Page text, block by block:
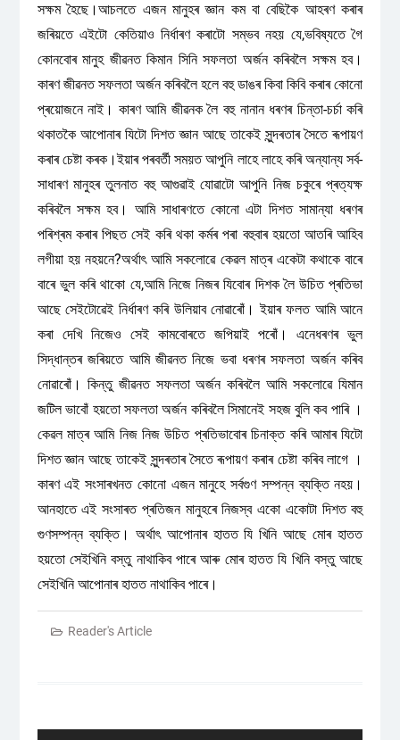
সক্ষম হৈছে।আচলতে এজন মানুহৰ জ্ঞান কম বা বেছিকৈ আহৰণ কৰাৰ
জৰিয়তে এইটো কেতিয়াও নিৰ্ধাৰণ কৰাটো সম্ভব নহয় যে,ভবিষ্যতে গৈ
কোনবোৰ মানুহ জীৱনত কিমান সিনি সফলতা অৰ্জন কৰিবলৈ সক্ষম হব।
কাৰণ জীৱনত সফলতা অৰ্জন কৰিবলৈ হলে বহু ডাঙৰ কিবা কিবি কৰাৰ কোনো
প্ৰয়োজনে নাই। কাৰণ আমি জীৱনক লৈ বহু নানান ধৰণৰ চিন্তা-চৰ্চা কৰি
থকাতকৈ আপোনাৰ যিটো দিশত জ্ঞান আছে তাকেই সুন্দৰতাৰ সৈতে ৰূপায়ণ
কৰাৰ চেষ্টা কৰক।ইয়াৰ পৰবৰ্তী সময়ত আপুনি লাহে লাহে কৰি অন্যান্য সৰ্ব-
সাধাৰণ মানুহৰ তুলনাত বহু আগুৱাই যোৱাটো আপুনি নিজ চকুৰে প্ৰত্যক্ষ
কৰিবলৈ সক্ষম হব। আমি সাধাৰণতে কোনো এটা দিশত সামান্যা ধৰণৰ
পৰিশ্ৰম কৰাৰ পিছত সেই কৰি থকা কৰ্মৰ পৰা বহুবাৰ হয়তো আতৰি আহিব
লগীয়া হয় নহয়নে?অৰ্থাৎ আমি সকলোৱে কেৱল মাত্ৰ একেটা কথাকে বাৰে
বাৰে ভুল কৰি থাকো যে,আমি নিজে নিজৰ যিবোৰ দিশক লৈ উচিত প্ৰতিভা
আছে সেইটোৱেই নিৰ্ধাৰণ কৰি উলিয়াব নোৱাৰোঁ। ইয়াৰ ফলত আমি আনে
কৰা দেখি নিজেও সেই কামবোৰতে জপিয়াই পৰোঁ। এনেধৰণৰ ভুল
সিদ্ধান্তৰ জৰিয়তে আমি জীৱনত নিজে ভবা ধৰণৰ সফলতা অৰ্জন কৰিব
নোৱাৰোঁ। কিন্তু জীৱনত সফলতা অৰ্জন কৰিবলৈ আমি সকলোৱে যিমান
জটিল ভাবোঁ হয়তো সফলতা অৰ্জন কৰিবলৈ সিমানেই সহজ বুলি কব পাৰি ।
কেৱল মাত্ৰ আমি নিজ নিজ উচিত প্ৰতিভাবোৰ চিনাক্ত কৰি আমাৰ যিটো
দিশত জ্ঞান আছে তাকেই সুন্দৰতাৰ সৈতে ৰূপায়ণ কৰাৰ চেষ্টা কৰিব লাগে ।
কাৰণ এই সংসাৰখনত কোনো এজন মানুহে সৰ্বগুণ সম্পন্ন ব্যক্তি নহয়।
আনহাতে এই সংসাৰত প্ৰতিজন মানুহৰে নিজস্ব একো একোটা দিশত বহু
গুণসম্পন্ন ব্যক্তি। অৰ্থাৎ আপোনাৰ হাতত যি খিনি আছে মোৰ হাতত
হয়তো সেইখিনি বস্তু নাথাকিব পাৰে আৰু মোৰ হাতত যি খিনি বস্তু আছে
সেইখিনি আপোনাৰ হাতত নাথাকিব পাৰে।
Reader's Article